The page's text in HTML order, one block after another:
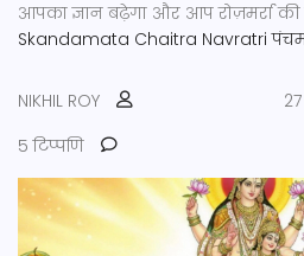
आपका ज्ञान बढ़ेगा और आप रोज़मर्रा
Skandamata Chaitra Navratri
NIKHIL ROY
5 टिप्पणि